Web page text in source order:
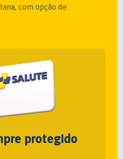
com opção de
protegido